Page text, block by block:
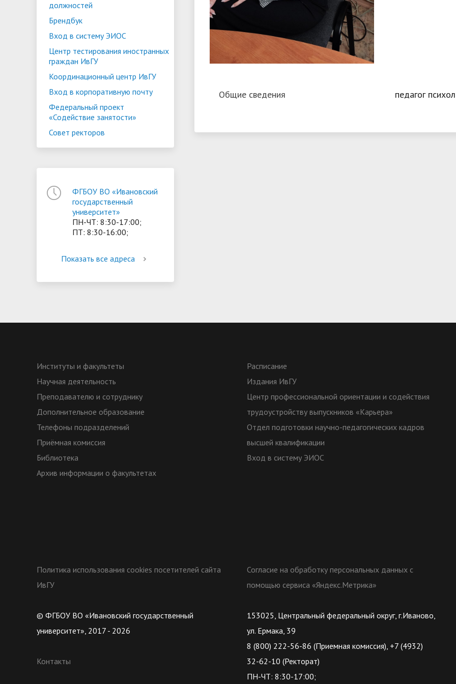
должностей
Брендбук
Вход в систему ЭИОС
Центр тестирования иностранных
граждан ИвГУ
Координационный центр ИвГУ
Вход в корпоративную почту
Федеральный проект
«Содействие занятости»
Совет ректоров
ФГБОУ ВО «Ивановский
государственный
университет»
ПН-ЧТ: 8:30-17:00;
ПТ: 8:30-16:00;
Показать все адреса
Общие сведения педагог
Институты и факультеты
Научная деятельность
Преподавателю и сотруднику
Дополнительное образование
Телефоны подразделений
Приёмная комиссия
Библиотека
Архив информации о факультетах
Расписание
Издания ИвГУ
Центр профессиональной ориентации и содействия
трудоустройству выпускников «Карьера»
Отдел подготовки научно-педагогических кадров
высшей квалификации
Вход в систему ЭИОС
Политика использования cookies посетителей сайта
ИвГУ
Согласие на обработку персональных данных с
помощью сервиса «Яндекс.Метрика»
© ФГБОУ ВО «Ивановский государственный
университет», 2017 - 2026
Контакты
153025, Центральный федеральный округ, г.Иваново,
ул. Ермака, 39
8 (800) 222-56-86 (Приемная комиссия), +7 (4932)
32-62-10 (Ректорат)
ПН-ЧТ: 8:30-17:00;